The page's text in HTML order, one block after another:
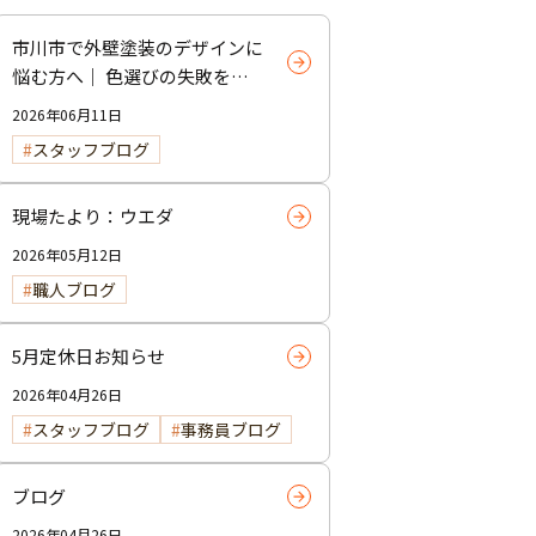
市川市で外壁塗装のデザインに
悩む方へ｜ 色選びの失敗を防
ぐポイント
2026年06月11日
スタッフブログ
現場たより：ウエダ
2026年05月12日
職人ブログ
5月定休日お知らせ
2026年04月26日
スタッフブログ 事務員ブログ
ブログ